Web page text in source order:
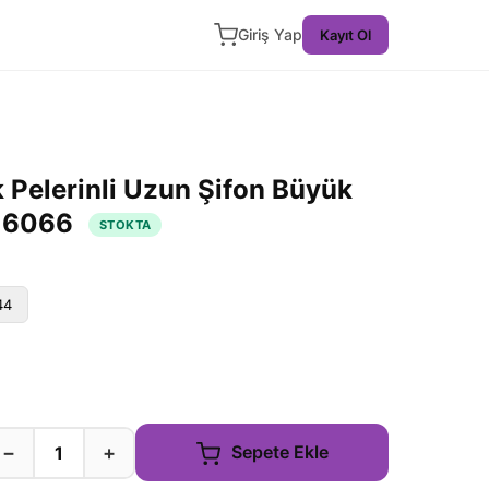
Giriş Yap Kayıt Ol
Pelerinli Uzun Şifon Büyük
STOKTA
− + Sepete Ekle